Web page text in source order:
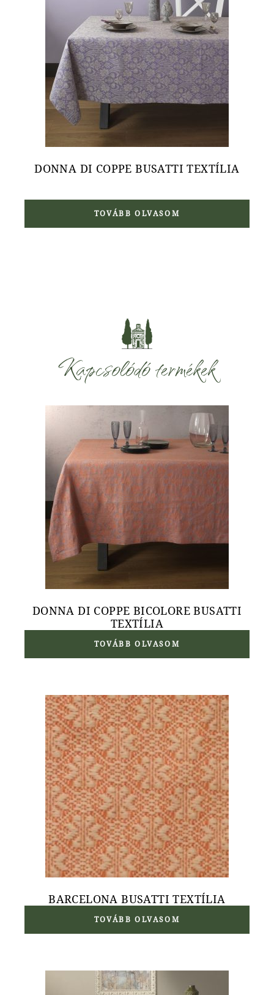
DONNA DI COPPE BUSATTI TEXTÍLIA
TOVÁBB OLVASOM
Kapcsolódó termékek
DONNA DI COPPE BICOLORE BUSATTI
TEXTÍLIA
TOVÁBB OLVASOM
BARCELONA BUSATTI TEXTÍLIA
TOVÁBB OLVASOM